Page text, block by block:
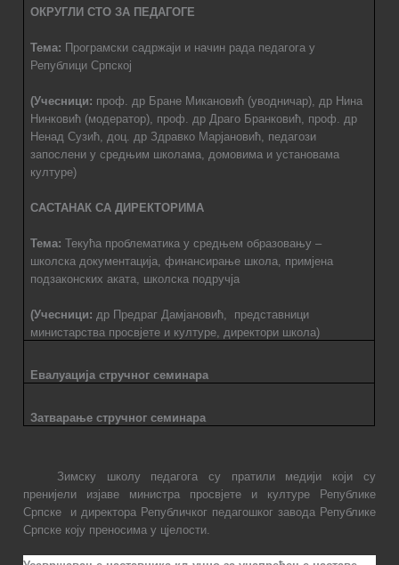
ОКРУГЛИ СТО ЗА ПЕДАГОГЕ
Тема: Програмски садржаји и начин рада педагога у
Републици Српској
(Учесници: проф. др Бране Микановић (уводничар), др Нина
Нинковић (модератор), проф. др Драго Бранковић, проф. др
Ненад Сузић, доц. др Здравко Марјановић, педагози
запослени у средњим школама, домовима и установама
културе)
САСТАНАК СА ДИРЕКТОРИМА
Тема: Текућа проблематика у средњем образовању –
школска документација, финансирање школа, примјена
подзаконских аката, школска подручја
(Учесници: др Предраг Дамјановић,
представници
министарства просвјете и културе, директори школа)
Евалуација стручног семинара
Затварање стручног семинара
Зимску школу педагога су пратили медији који су
пренијели изјаве министра просвјете и културе Републике
Српске
и директора Републичког педагошког завода Републике
Српске коју преносима у цјелости.